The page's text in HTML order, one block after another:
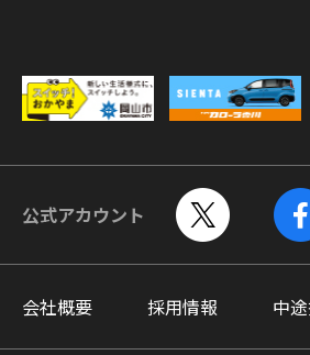
公式アカウント
会社概要 採用情報 中